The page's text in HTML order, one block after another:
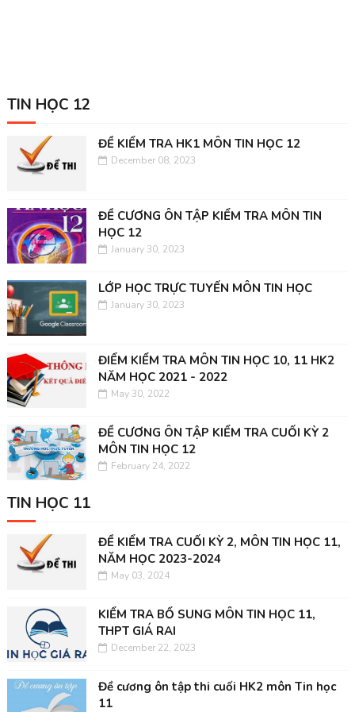
TIN HỌC 12
ĐỀ KIỂM TRA HK1 MÔN TIN HỌC 12
December 08, 2023
ĐỀ CƯƠNG ÔN TẬP KIỂM TRA MÔN TIN
HỌC 12
January 30, 2023
LỚP HỌC TRỰC TUYẾN MÔN TIN HỌC
January 30, 2023
ĐIỂM KIỂM TRA MÔN TIN HỌC 10, 11 HK2
NĂM HỌC 2021 - 2022
May 30, 2022
ĐỀ CƯƠNG ÔN TẬP KIỂM TRA CUỐI KỲ 2
MÔN TIN HỌC 12
February 24, 2022
TIN HỌC 11
ĐỀ KIỂM TRA CUỐI KỲ 2, MÔN TIN HỌC 11,
NĂM HỌC 2023-2024
May 03, 2024
KIỂM TRA BỔ SUNG MÔN TIN HỌC 11,
THPT GIÁ RAI
December 22, 2023
Đề cương ôn tập thi cuối HK2 môn Tin học
11